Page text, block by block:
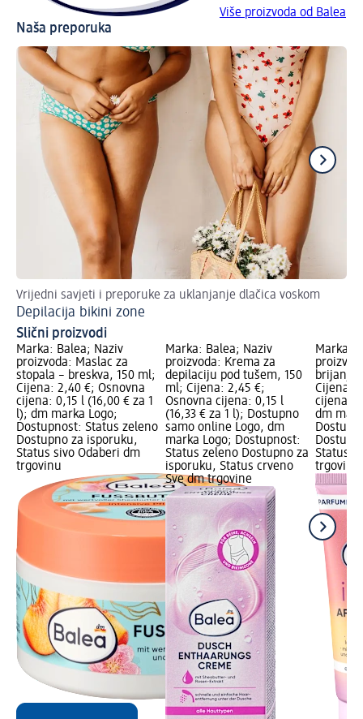
Više proizvoda od Balea
Naša preporuka
Vrijedni savjeti i preporuke za uklanjanje dlačica voskom
Depilacija bikini zone
Slični proizvodi
Marka: Balea; Naziv
proizvoda: Maslac za
stopala – breskva, 150 ml;
Cijena: 2,40 €; Osnovna
cijena: 0,15 l (16,00 € za 1
l); dm marka Logo;
Dostupnost: Status zeleno
Dostupno za isporuku,
Status sivo Odaberi dm
trgovinu
Marka: Balea; Naziv
proizvoda: Krema za
depilaciju pod tušem, 150
ml; Cijena: 2,45 €;
Osnovna cijena: 0,15 l
(16,33 € za 1 l); Dostupno
samo online Logo, dm
marka Logo; Dostupnost:
Status zeleno Dostupno za
isporuku, Status crveno
Sve dm trgovine
Marka:
brijanja
Cijena:
cijena:
dm
Status
trgovinu